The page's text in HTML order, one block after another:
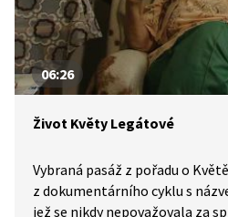
06:26
Život Květy Legátové
Vybraná pasáž z pořadu o
z dokumentárního cyklu s
jež se nikdy nepovažovala za